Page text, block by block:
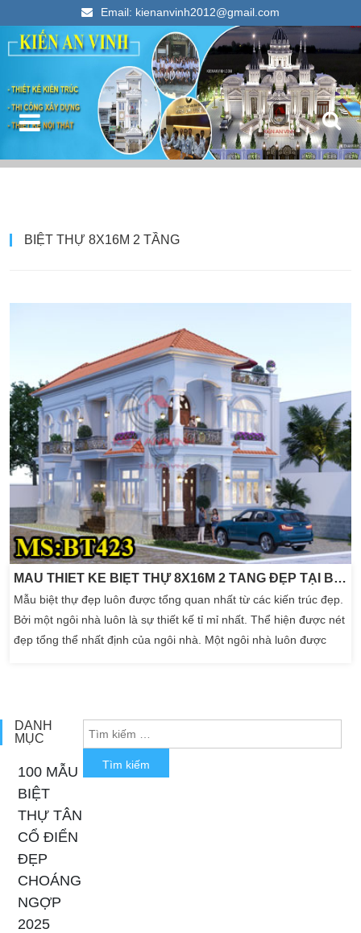
Email: kienanvinh2012@gmail.com
Kiến An Vinh
Thiết kế xây dựng nhà ống đẹp 2023
BIỆT THỰ 8X16M 2 TẦNG
MẪU THIẾT KẾ BIỆT THỰ 8X16M 2 TẦNG ĐẸP TẠI BÌNH PHƯỚC
Mẫu biệt thự đẹp luôn được tổng quan nhất từ các kiến trúc đẹp.
Bởi một ngôi nhà luôn là sự thiết kế tỉ mỉ nhất. Thể hiện được nét
đẹp tổng thể nhất định của ngôi nhà. Một ngôi nhà luôn được
DANH
MỤC
100 MẪU
BIỆT
THỰ TÂN
CỔ ĐIỂN
ĐẸP
CHOÁNG
NGỢP
2025